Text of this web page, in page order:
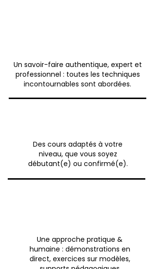
Un savoir-faire authentique, expert et
professionnel : toutes les techniques
incontournables sont abordées.
Des cours adaptés à votre
niveau, que vous soyez
débutant(e) ou confirmé(e).
Une approche pratique &
humaine : démonstrations en
direct, exercices sur modèles,